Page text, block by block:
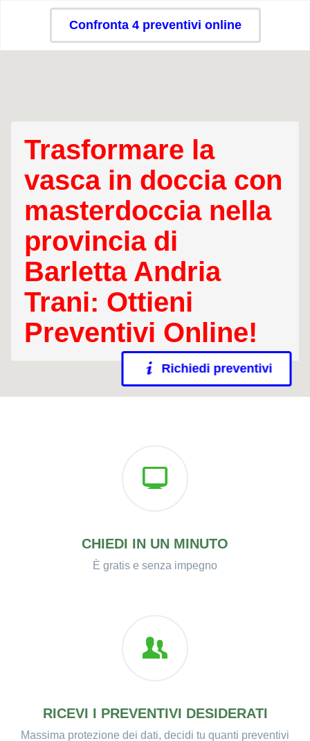
Confronta 4 preventivi online
Trasformare la
vasca in doccia con
masterdoccia nella
provincia di
Barletta Andria
Trani: Ottieni
Preventivi Online!
Richiedi preventivi
CHIEDI IN UN MINUTO
È gratis e senza impegno
RICEVI I PREVENTIVI DESIDERATI
Massima protezione dei dati, decidi tu quanti preventivi